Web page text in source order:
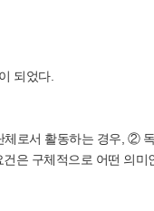
되었다.
로서 활동하는 경우, ②
은 구체적으로 어떤 의